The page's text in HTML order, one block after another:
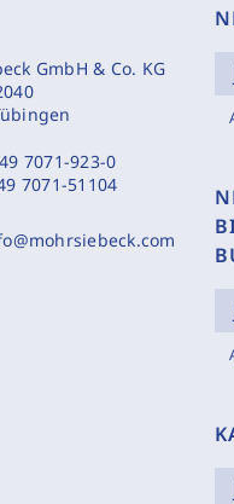
GmbH & Co. KG
7071-923-0
7071-51104